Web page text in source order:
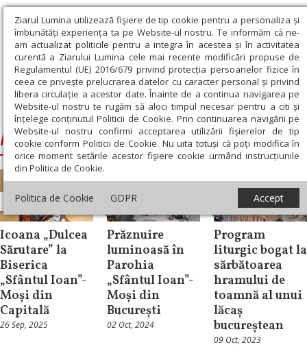
Ziarul Lumina utilizează fişiere de tip cookie pentru a personaliza și
îmbunătăți experiența ta pe Website-ul nostru. Te informăm că ne-
am actualizat politicile pentru a integra în acestea și în activitatea
curentă a Ziarului Lumina cele mai recente modificări propuse de
Regulamentul (UE) 2016/679 privind protecția persoanelor fizice în
ceea ce privește prelucrarea datelor cu caracter personal și privind
libera circulație a acestor date. Înainte de a continua navigarea pe
Website-ul nostru te rugăm să aloci timpul necesar pentru a citi și
înțelege conținutul Politicii de Cookie. Prin continuarea navigării pe
Website-ul nostru confirmi acceptarea utilizării fişierelor de tip
cookie conform Politicii de Cookie. Nu uita totuși că poți modifica în
orice moment setările acestor fişiere cookie urmând instrucțiunile
din Politica de Cookie.
Politica de Cookie GDPR Accept
Ziarul Lumina › Parohia Sfântul Ioan‑Moși
Parohia Sfântul Ioan‑Moși
Știri
Icoana „Dulcea
Sărutare” la
Biserica
„Sfântul Ioan”-
Moși din
Capitală
26 Sep, 2025
Știri
Prăznuire
luminoasă în
Parohia
„Sfântul Ioan”-
Moși din
București
02 Oct, 2024
Program
liturgic bogat la
sărbătoarea
hramului de
toamnă al unui
lăcaș
bucureștean
09 Oct, 2023